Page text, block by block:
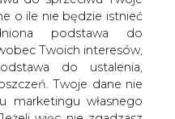
określić warunki
do plików cookies w
technologii